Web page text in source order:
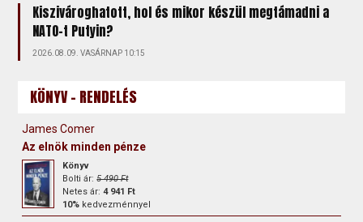
Kiszivároghatott, hol és mikor készül megtámadni a
NATO-t Putyin?
2026.08.09. VASÁRNAP 10:15
KÖNYV - RENDELÉS
James Comer
Az elnök minden pénze
Könyv
Bolti ár:5 490 Ft
Netes ár:4 941 Ft
10% kedvezménnyel